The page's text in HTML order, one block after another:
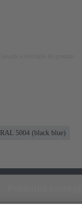
RAL 5004 (black blue)